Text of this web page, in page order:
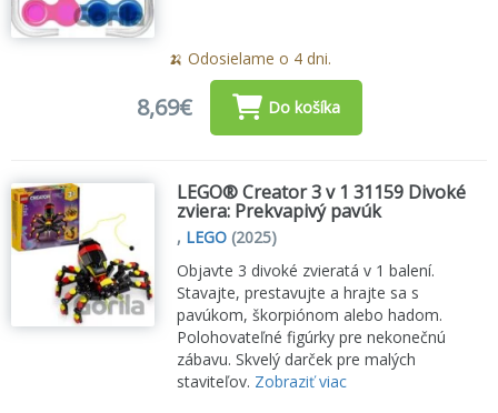
🍌 Odosielame o 4 dni.
8,69€ Do košíka
LEGO® Creator 3 v 1 31159 Divoké
zviera: Prekvapivý pavúk
, LEGO (2025)
Objavte 3 divoké zvieratá v 1 balení.
Stavajte, prestavujte a hrajte sa s
pavúkom, škorpiónom alebo hadom.
Polohovateľné figúrky pre nekonečnú
zábavu. Skvelý darček pre malých
staviteľov. Zobraziť viac